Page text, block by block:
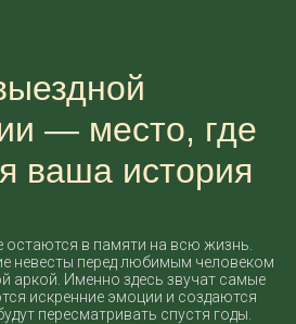
— место, где
ваша история
в памяти на всю жизнь.
невесты перед любимым человеком
аркой. Именно здесь звучат самые
искренние эмоции и создаются
пересматривать спустя годы.